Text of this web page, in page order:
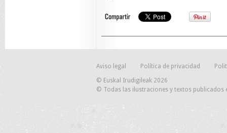
Aviso legal Política de privacidad
© Euskal Irudigileak 2026
© Todas las ilustraciones y textos publicados